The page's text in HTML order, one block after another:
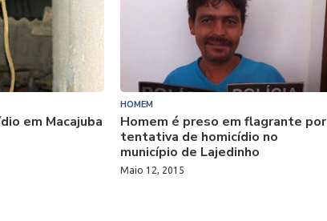
em Macajuba
HOMEM
Homem é preso em flagrante por
tentativa de homicídio no
município de Lajedinho
Maio 12, 2015